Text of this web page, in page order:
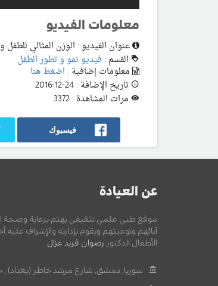
معلومات الفيديو
عنوان الفيديو : الوزن المثالي للطفل
القسم : فيديو نمو و تطور الطفل
معلومات إضافية : اضغط هنا
تاريخ الإضافة : 24-12-2016
مرات المشاهدة : 3372
فيسبوك
عن العيادة
موقع طبي علمي تثقيفي يهتم برعاية وصحة
آبائهم وتوعيتهم ويقوم بإدارته والإشراف
الأطفال الدكتور رضوان فريد غزال.
سوريا, دمشق, شارع مرشد خاطر (بغداد) ,